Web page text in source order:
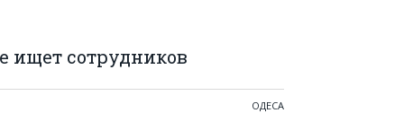
ищет сотрудников
ОДЕСА